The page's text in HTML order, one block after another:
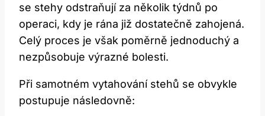
se stehy odstraňují za několik týdnů po
operaci, kdy je rána již dostatečně zahojená.
Celý proces je však poměrně jednoduchý a
nezpůsobuje výrazné bolesti.
Při samotném vytahování stehů se obvykle
postupuje následovně: